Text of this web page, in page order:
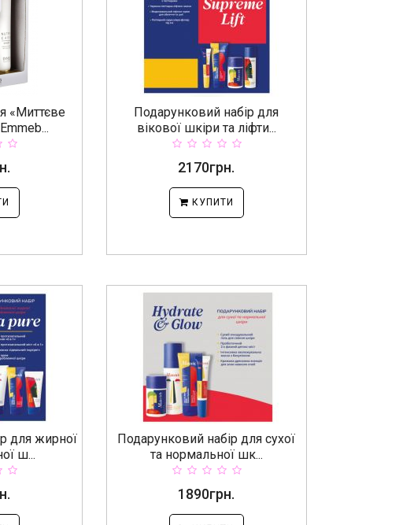
«Миттєве
Подарунковий набір для
вікової шкіри та ліфти...
2170грн.
КУПИТИ
для жирної
ш...
Подарунковий набір для сухої
та нормальної шк...
1890грн.